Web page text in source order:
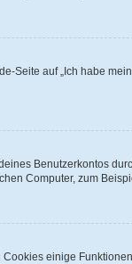
Seite auf „Ich habe
Benutzerkontos
Computer, zum
einige